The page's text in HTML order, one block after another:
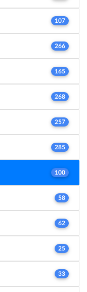
107
266
165
268
257
285
100
58
62
25
33